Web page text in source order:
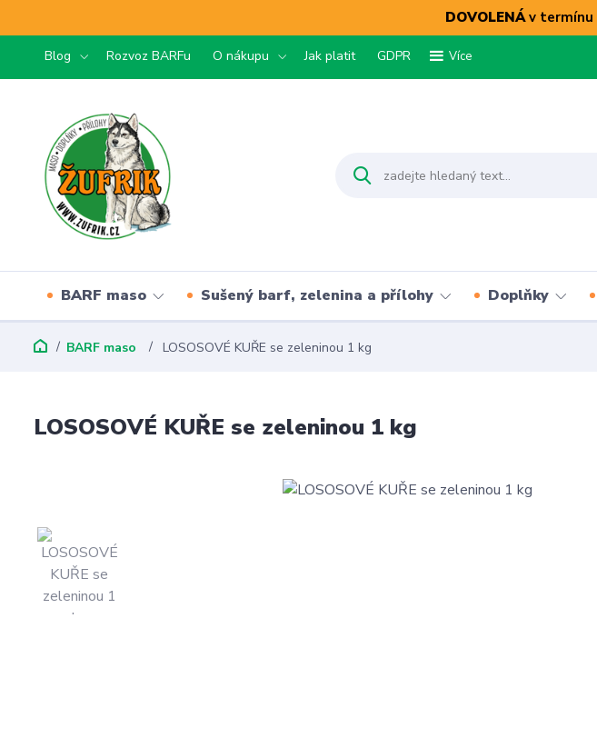
DOVOLENÁv termínu
Blog Rozvoz BARFu O nákupu Jak platit GDPR Více
BARF maso Sušený barf, zelenina a přílohy Doplňky
BARF maso LOSOSOVÉ KUŘE se zeleninou 1 kg
LOSOSOVÉ KUŘE se zeleninou 1 kg